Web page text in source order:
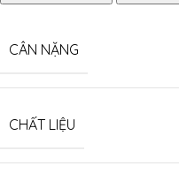
CÂN NẶNG
CHẤT LIỆU